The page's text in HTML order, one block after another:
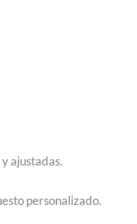
ajustadas.
personalizado.